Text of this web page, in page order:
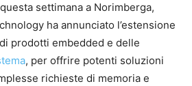
settimana a Norimberga,
ha annunciato l’estensione
prodotti embedded e delle
, per offrire potenti soluzioni
richieste di memoria e